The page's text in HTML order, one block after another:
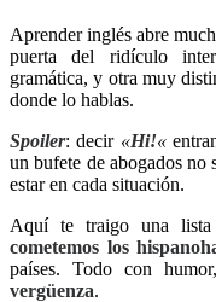
Aprender inglés abre
puerta del ridículo
gramática, y otra muy
donde lo hablas.
Spoiler: decir «Hi!«
un bufete de abogados no
estar en cada situación.
Aquí te traigo una
cometemos los
países. Todo con
vergüenza.